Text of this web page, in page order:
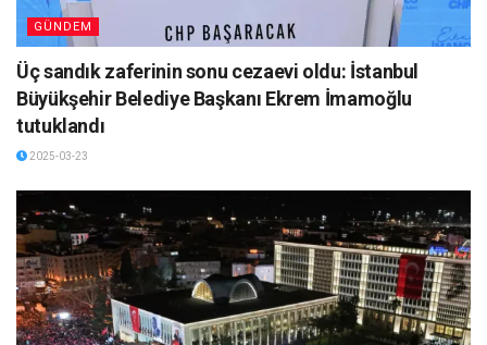
GÜNDEM
Üç sandık zaferinin sonu cezaevi oldu: İstanbul
Büyükşehir Belediye Başkanı Ekrem İmamoğlu
tutuklandı
2025-03-23